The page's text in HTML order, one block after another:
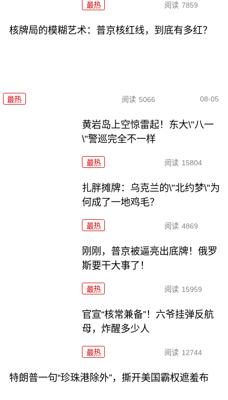
最热 阅读 7859
核牌局的模糊艺术：普京核红线，到底有多红？
最热 阅读 5066 08-05
黄岩岛上空惊雷起！东大\"八一
\"警巡完全不一样
最热 阅读 15804
扎胖摊牌：乌克兰的\"北约梦\"为
何成了一地鸡毛？
最热 阅读 4869
刚刚，普京被逼亮出底牌！俄罗
斯要干大事了！
最热 阅读 15959
官宣“核常兼备”！六爷挂弹反航
母，炸醒多少人
最热 阅读 12744
特朗普一句“珍珠港除外”，撕开美国霸权遮羞布